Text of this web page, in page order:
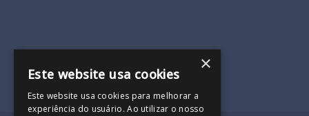
×
Este website usa cookies
Este website usa cookies para melhorar a
experiência do usuário. Ao utilizar o nosso